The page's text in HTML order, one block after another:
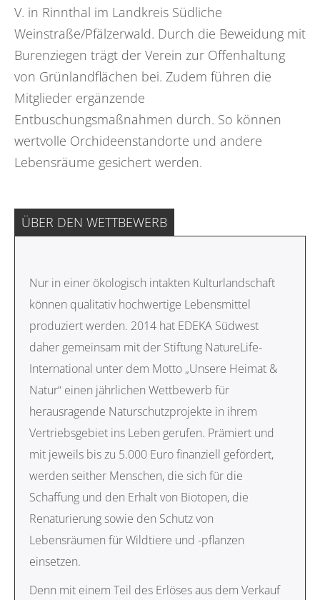
V. in Rinnthal im Landkreis Südliche
Weinstraße/Pfälzerwald. Durch die Beweidung mit
Burenziegen trägt der Verein zur Offenhaltung
von Grünlandflächen bei. Zudem führen die
Mitglieder ergänzende
Entbuschungsmaßnahmen durch. So können
wertvolle Orchideenstandorte und andere
Lebensräume gesichert werden.
ÜBER DEN WETTBEWERB
Nur in einer ökologisch intakten Kulturlandschaft
können qualitativ hochwertige Lebensmittel
produziert werden. 2014 hat EDEKA Südwest
daher gemeinsam mit der Stiftung NatureLife-
International unter dem Motto „Unsere Heimat &
Natur“ einen jährlichen Wettbewerb für
herausragende Naturschutzprojekte in ihrem
Vertriebsgebiet ins Leben gerufen. Prämiert und
mit jeweils bis zu 5.000 Euro finanziell gefördert,
werden seither Menschen, die sich für die
Schaffung und den Erhalt von Biotopen, die
Renaturierung sowie den Schutz von
Lebensräumen für Wildtiere und -pflanzen
einsetzen.
Denn mit einem Teil des Erlöses aus dem Verkauf